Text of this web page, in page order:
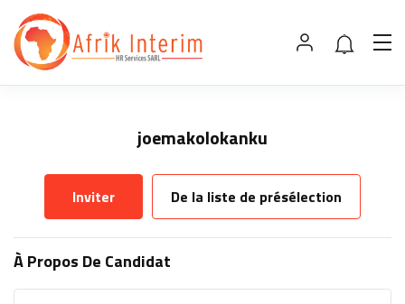
joemakolokanku
Inviter De la liste de présélection
À Propos De Candidat